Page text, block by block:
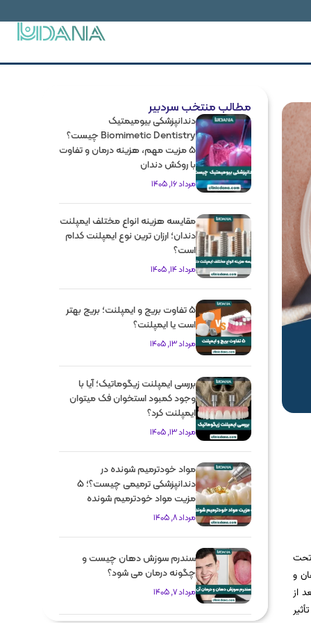
تحت
و
از
مطالب منتخب سردبیر
دندانپزشکی بیومیمتیک
Biomimetic Dentistry چیست؟
5 مزیت مهم، هزینه درمان و تفاوت
با روکش دندان
مرداد 16, 1405
مقایسه هزینه انواع مختلف ایمپلنت
دندان؛ ارزان ترین نوع ایمپلنت کدام
است؟
مرداد 14, 1405
5 تفاوت بریج و ایمپلنت؛ بریج بهتر
است یا ایمپلنت؟
مرداد 13, 1405
بررسی ایمپلنت زیگوماتیک؛ آیا با
وجود کمبود استخوان فک میتوان
ایمپلنت کرد؟
مرداد 13, 1405
مواد خودترمیم شونده در
دندانپزشکی ترمیمی چیست؟؛ 5
مزیت مواد خودترمیم شونده
مرداد 8, 1405
سندرم سوزش دهان چیست و
چگونه درمان می شود؟
مرداد 7, 1405